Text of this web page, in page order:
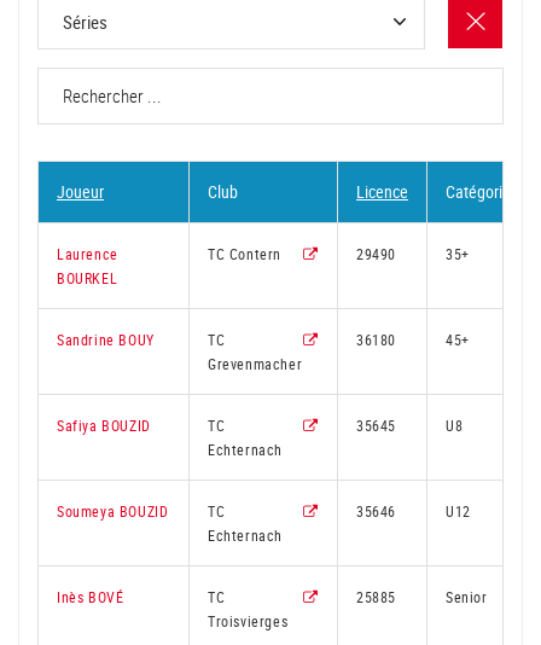
Joueur Club Licence Catégorie
Laurence
BOURKEL
TC Contern 29490 35+
Sandrine BOUY
TC
Grevenmacher
36180 45+
Safiya BOUZID
TC
Echternach
35645 U8
Soumeya BOUZID
TC
Echternach
35646 U12
Inès BOVÉ
TC
Troisvierges
25885 Senior